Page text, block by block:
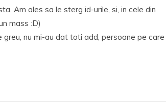
Am ales sa le sterg id-urile, si, in cele din
mass :D)
greu, nu mi-au dat toti add, persoane pe care